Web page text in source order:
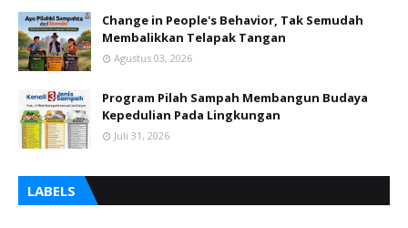
Change in People's Behavior, Tak Semudah
Membalikkan Telapak Tangan
Agustus 03, 2026
Program Pilah Sampah Membangun Budaya
Kepedulian Pada Lingkungan
Juli 31, 2026
LABELS